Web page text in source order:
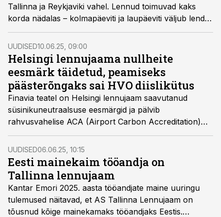
Tallinna ja Reykjaviki vahel. Lennud toimuvad kaks
korda nädalas – kolmapäeviti ja laupäeviti väljub lend
Tallinnast, ning tagasilennud Reykjavikist toimuvad
neljapäeviti ja pühapäeviti. Lend kestab ligikaudu kolm
ja pool tundi ning hooajaline liin jääb avatuks augusti
lõpuni.
UUDISED10.06.25, 09:00
Helsingi lennujaama nullheite
eesmärk täidetud, peamiseks
päästerõngaks sai HVO diislikütus
Finavia teatel on Helsingi lennujaam saavutanud
süsinikuneutraalsuse eesmärgid ja pälvib
rahvusvahelise ACA (Airport Carbon Accreditation)
netonullheite sertifikaadi. Aasta lõpuks loodetakse
sama kaugele jõuda kõikides Finavia lennujaamades.
UUDISED06.06.25, 10:15
Eesti mainekaim tööandja on
Tallinna lennujaam
Kantar Emori 2025. aasta tööandjate maine uuringu
tulemused näitavad, et AS Tallinna Lennujaam on
tõusnud kõige mainekamaks tööandjaks Eestis.